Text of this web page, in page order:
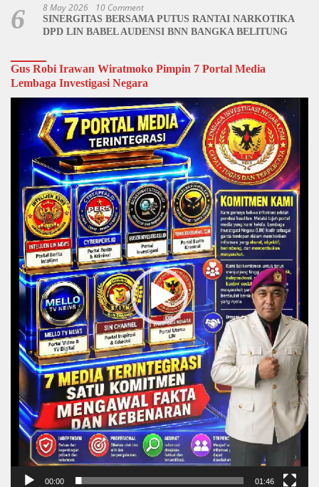
6 8 May 2026 10 Comment
SINERGITAS BERSAMA PUTUS RANTAI NARKOTIKA
DPD LIN BABEL AUDENSI BNN BANGKA BELITUNG
Gus Robi Irawan Wiratmoko Pimpin 7 Portal Media
Lembaga Investigasi Negara
Video
Player
00:00 01:46